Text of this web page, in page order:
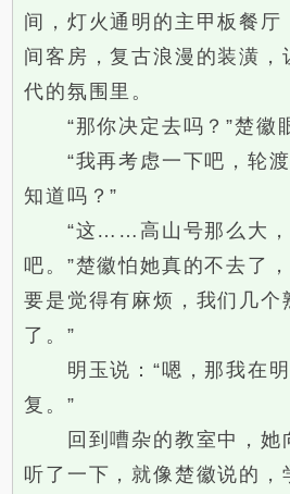
间，灯火通明的主甲板餐厅
间客房，复古浪漫的装潢，
代的氛围里。
“那你决定去吗？”楚徽眼
“我再考虑一下吧，轮渡
知道吗？”
“这……高山号那么大，
吧。”楚徽怕她真的不去了
要是觉得有麻烦，我们几个
了。”
明玉说：“嗯，那我在明
复。”
回到嘈杂的教室中，她
听了一下，就像楚徽说的，